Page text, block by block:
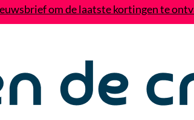
om de laatste kortingen te